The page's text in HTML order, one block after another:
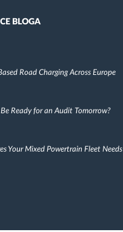
BLOGA
Road Charging Across Europe
Ready for an Audit Tomorrow?
Your Mixed Powertrain Fleet Needs